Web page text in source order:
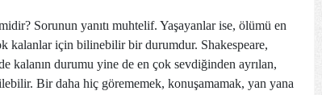
Sorunun yanıtı muhtelif. Yaşayanlar ise, ölümü en
kalanlar için bilinebilir bir durumdur. Shakespeare,
kalanın durumu yine de en çok sevdiğinden ayrılan,
Bir daha hiç görememek, konuşamamak, yan yana